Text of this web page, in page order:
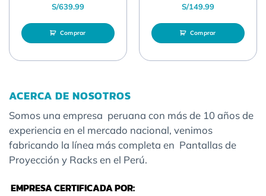
S/639.99
Comprar
S/149.99
Comprar
ACERCA DE NOSOTROS
Somos una empresa peruana con más de 10 años de
experiencia en el mercado nacional, venimos
fabricando la línea más completa en Pantallas de
Proyección y Racks en el Perú.
EMPRESA CERTIFICADA POR: